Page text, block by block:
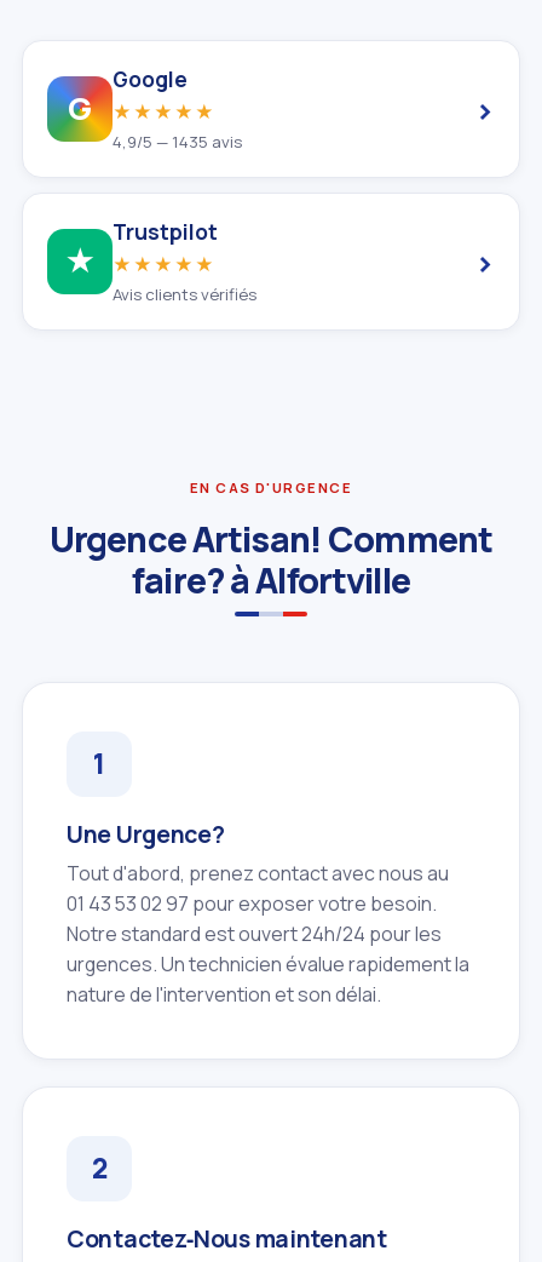
G
Google
★★★★★
4,9/5 — 1435 avis
›
★
Trustpilot
★★★★★
Avis clients vérifiés
›
EN CAS D'URGENCE
Urgence Artisan! Comment
faire? à Alfortville
Une Urgence?
Tout d'abord, prenez contact avec nous au
01 43 53 02 97 pour exposer votre besoin.
Notre standard est ouvert 24h/24 pour les
urgences. Un technicien évalue rapidement la
nature de l'intervention et son délai.
Contactez‑Nous maintenant